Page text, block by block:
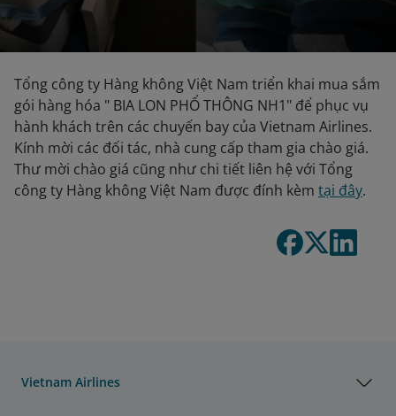
Tổng công ty Hàng không Việt Nam triển khai mua sắm
gói hàng hóa " BIA LON PHỔ THÔNG NH1" để phục vụ
hành khách trên các chuyến bay của Vietnam Airlines.
Kính mời các đối tác, nhà cung cấp tham gia chào giá.
Thư mời chào giá cũng như chi tiết liên hệ với Tổng
công ty Hàng không Việt Nam được đính kèm tại đây.
Vietnam Airlines